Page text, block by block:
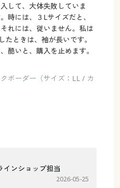
して、大体失敗していま
時には、３Lサイズだと、
れには、従いません。私は
ときは、袖が長いです。
酷いと、購入を止めます。
ボーダー（サイズ：LL / カ
インショップ担当
2026-05-25